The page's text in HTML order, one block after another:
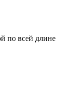
по всей длине